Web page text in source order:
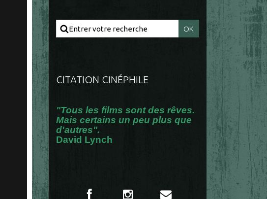
CITATION CINÉPHILE
"Tous les films sont des rêves.
Mais certains un peu plus que
d'autres".
David Lynch